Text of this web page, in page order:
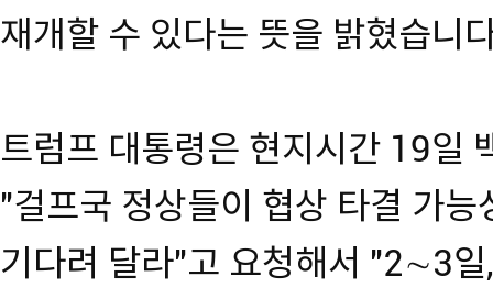
재개할 수 있다는 뜻을 밝혔습니
트럼프 대통령은 현지시간 19일
"걸프국 정상들이 협상 타결 가
기다려 달라"고 요청해서 "2∼3